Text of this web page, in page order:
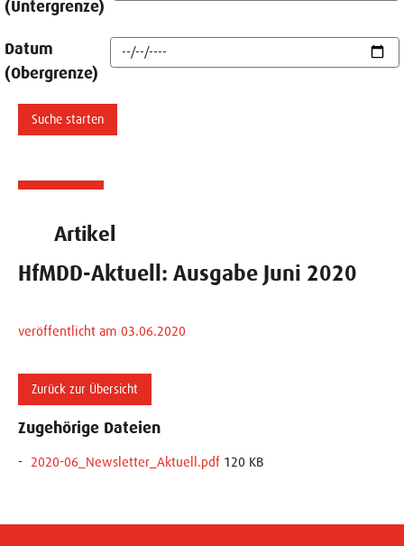
(Untergrenze)
Datum
(Obergrenze)
Artikel
HfMDD-Aktuell: Ausgabe Juni 2020
veröffentlicht am 03.06.2020
Zurück zur Übersicht
Zugehörige Dateien
2020-06_Newsletter_Aktuell.pdf 120 KB